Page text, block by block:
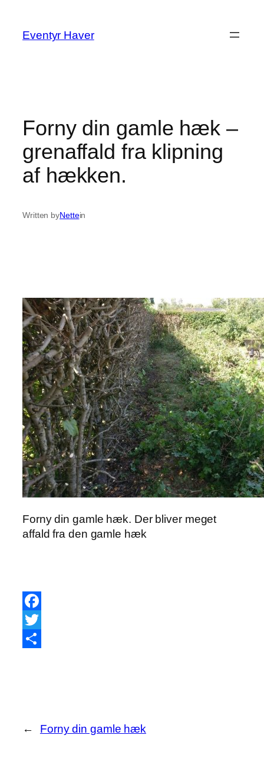
indhold
Eventyr Haver
Forny din gamle hæk –
grenaffald fra klipning
af hækken.
Written byNettein
Forny din gamle hæk. Der bliver meget
affald fra den gamle hæk
Facebook
Twitter
← Forny din gamle hæk